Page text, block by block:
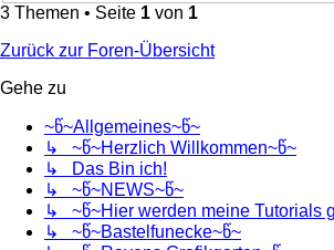
3 Themen • Seite 1 von 1
Zurück zur Foren-Übersicht
Gehe zu
~წ~Allgemeines~წ~
↳ ~წ~Herzlich Willkommen~წ~
↳ Das Bin ich!
↳ ~წ~NEWS~წ~
↳ ~წ~Hier werden meine Tutorials
↳ ~წ~Bastelfunecke~წ~